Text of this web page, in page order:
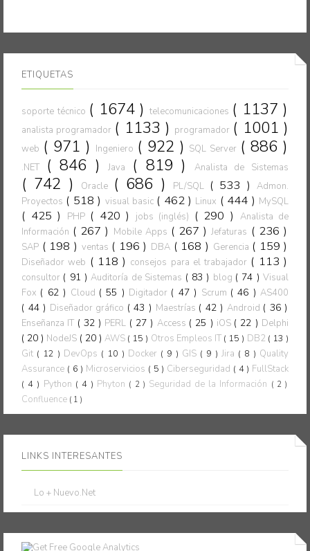
ETIQUETAS
soporte técnico ( 1674 ) telecomunicaciones ( 1137 )
analista programador ( 1133 ) programador ( 1001 )
web ( 971 ) Ingeniero ( 922 ) SQL Server ( 886 )
.NET ( 846 )Java ( 819 ) Analista de Sistemas
( 742 ) Oracle ( 686 ) PL/SQL ( 533 )Admon.
Proyectos ( 518 ) visual basic ( 462 ) Linux ( 444 ) MySQL
( 425 ) PHP ( 420 ) jobs (inglés) ( 290 )
Analista de
Información ( 267 ) Mobile Apps ( 267 )Jefaturas ( 236 )
SAP ( 198 ) ventas ( 196 ) DBA ( 168 ) Gerencia ( 159 )
Diseñador web ( 118 ) consejos para el trabajador ( 113 )
consultor ( 91 )Auditoría de Sistemas ( 83 ) blog ( 74 )Visual
Fox ( 62 ) Cloud ( 55 ) Digitador ( 47 ) Scrum ( 46 ) AS400
( 44 ) Diseñador gráfico ( 43 ) Maestrías ( 42 ) Android ( 36 )
Enseñanza IT ( 32 ) PERL ( 27 ) Access ( 25 ) iOS ( 22 ) Delphi
( 20 ) NodeJS ( 20 )AWS ( 15 ) Otros Empleos IT ( 15 ) DB2 ( 13 )
Git ( 12 ) DevOps ( 10 ) Docker ( 9 ) GIS ( 9 ) Jira ( 8 ) Quality
Assurance ( 6 ) Microservicios ( 5 ) Ciberseguridad ( 4 ) FullStack
( 4 ) Python ( 4 ) Phyton ( 2 ) Seguridad de la Información ( 2 )
Confluence ( 1 )
LINKS INTERESANTES
Lo + Nuevo.Net